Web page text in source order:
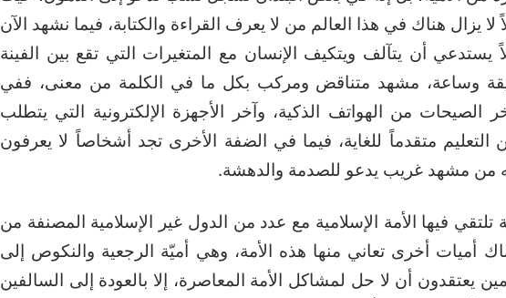
يزال هناك في هذا العالم من لا يعرف القراءة والكتابة، فيما نشهد الآن
يستدعي أن يتآلف ويتكيف الإنسان مع المتغيرات التي تقع بين الفينة
وساعة، مشهد متناقض ومركب بكل ما في الكلمة من معنى، ففي
الصيحات من الهواتف الذكية، وآخر الأجهزة الإلكترونية التي يتطلب
متقدماً للغاية، فيما في الضفة الأخرى تجد أشخاصاً لا يعرفون
له من مشهد غريب يدعو للصدمة والدهشة.
تلتقي فيها الأمة الإسلامية مع عدد من الدول غير الإسلامية المصنفة من
أميات أخرى تعاني منها هذه الأمة، وهي أميّة الرجعية والنكوص إلى
يعتقدون أن لا حل لمشاكل الأمة المعاصرة، إلا بالعودة إلى السالفين